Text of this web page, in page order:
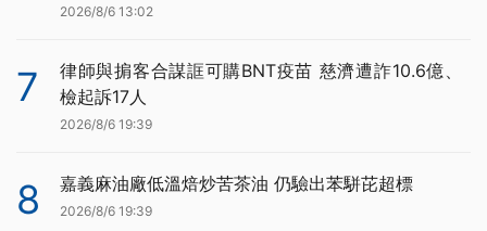
2026/8/6 13:02
7
律師與掮客合謀誆可購BNT疫苗 慈濟遭詐10.6億、
檢起訴17人
2026/8/6 19:39
8 嘉義麻油廠低溫焙炒苦茶油 仍驗出苯駢芘超標
2026/8/6 19:39